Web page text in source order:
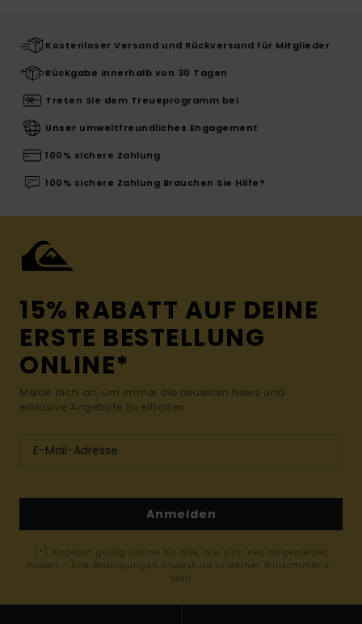
Kostenloser Versand und Rückversand für Mitglieder
Rückgabe innerhalb von 30 Tagen
Treten Sie dem Treueprogramm bei
Unser umweltfreundliches Engagement
100% sichere Zahlung
100% sichere Zahlung Brauchen Sie Hilfe?
15% RABATT AUF DEINE
ERSTE BESTELLUNG
ONLINE*
Melde dich an, um immer die neuesten News und
exklusive Angebote zu erhalten.
Anmelden
(*) Angebot gültig online für alle, die sich neu angemeldet
haben - Alle Bedingungen findest du in deiner Willkommens-
Mail